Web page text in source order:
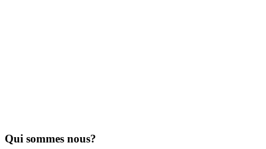
Qui sommes nous?